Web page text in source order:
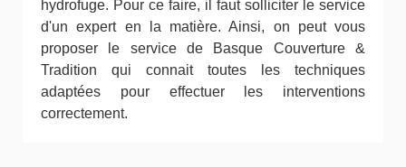
hydrofuge. Pour ce faire, il faut solliciter le service
d'un expert en la matière. Ainsi, on peut vous
proposer le service de Basque Couverture &
Tradition qui connait toutes les techniques
adaptées pour effectuer les interventions
correctement.